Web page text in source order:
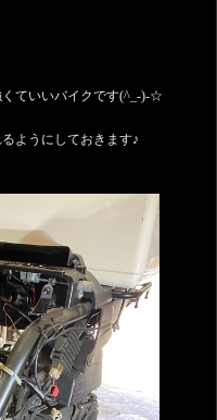
ていいバイクです(^_-)-☆
ようにしておきます♪